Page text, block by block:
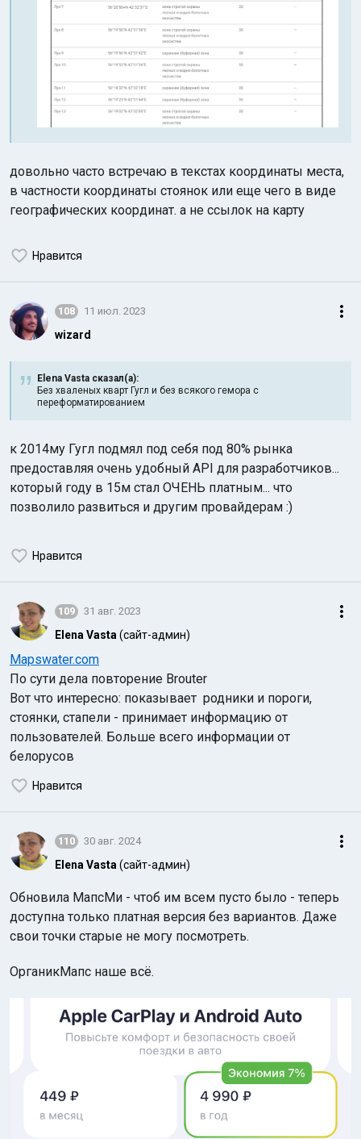
довольно часто встречаю в текстах координаты места,
в частности координаты стоянок или еще чего в виде
географических координат. а не ссылок на карту
Нравится
108 11 июл. 2023
wizard
Elena Vasta сказал(а):
Без хваленых кварт Гугл и без всякого гемора с
переформатированием
к 2014му Гугл подмял под себя под 80% рынка
предоставляя очень удобный API для разработчиков...
который году в 15м стал ОЧЕНЬ платным... что
позволило развиться и другим провайдерам :)
Нравится
109 31 авг. 2023
Elena Vasta (сайт-админ)
Mapswater.com
По сути дела повторение Brouter
Вот что интересно: показывает родники и пороги,
стоянки, стапели - принимает информацию от
пользователей. Больше всего информации от
белорусов
Нравится
110 30 авг. 2024
Elena Vasta (сайт-админ)
Обновила МапсМи - чтоб им всем пусто было - теперь
доступна только платная версия без вариантов. Даже
свои точки старые не могу посмотреть.
ОрганикМапс наше всё.